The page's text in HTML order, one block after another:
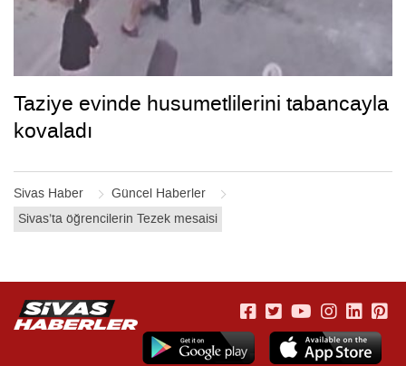
Sivas Haber
Güncel Haberler
Sivas’ta öğrencilerin Tezek mesaisi
Taziye evinde husumetlilerini tabancayla
kovaladı